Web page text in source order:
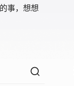
事，想想